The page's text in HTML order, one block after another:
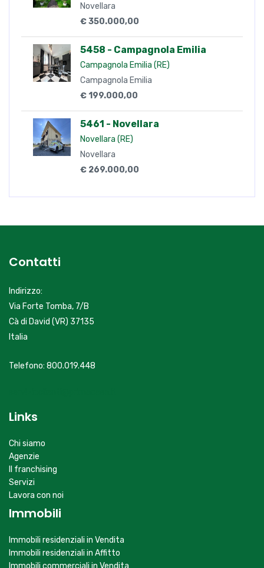
Novellara
€ 350.000,00
5458 - Campagnola Emilia
Campagnola Emilia (RE)
Campagnola Emilia
€ 199.000,00
5461 - Novellara
Novellara (RE)
Novellara
€ 269.000,00
Contatti
Indirizzo:
Via Forte Tomba, 7/B
Cà di David (VR) 37135
Italia
Telefono: 800.019.448
Links
Chi siamo
Agenzie
Il franchising
Servizi
Lavora con noi
Immobili
Immobili residenziali in Vendita
Immobili residenziali in Affitto
Immobili commerciali in Vendita